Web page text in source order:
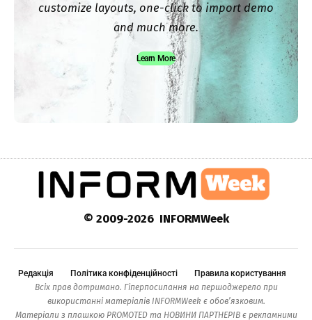
customize layouts, one-click to import demo
and much more.
Learn More
© 2009-2026 INFORMWeek
Редакція Політика конфіденційності
Правила користування
Всіх прав дотримано. Гіперпосилання на першоджерело при
використанні матеріалів INFORMWeek є обов’язковим.
Матеріали з плашкою PROMOTED та НОВИНИ ПАРТНЕРІВ є рекламними